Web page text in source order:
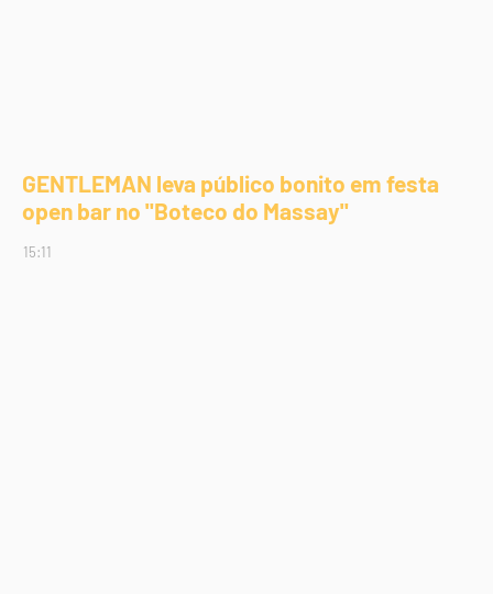
GENTLEMAN leva público bonito em festa
open bar no "Boteco do Massay"
15:11